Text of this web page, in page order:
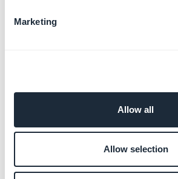
Marketing
Allow all
Allow selection